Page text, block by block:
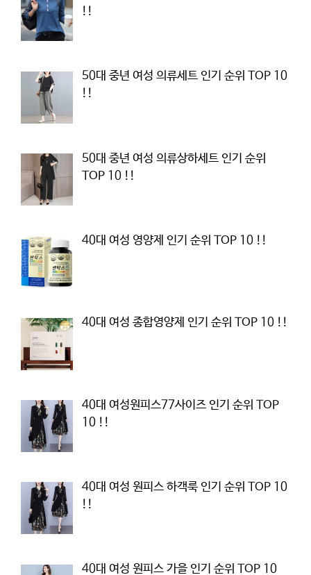
!!
50대 중년 여성 의류세트 인기 순위 TOP 10
!!
50대 중년 여성 의류상하세트 인기 순위
TOP 10 !!
40대 여성 영양제 인기 순위 TOP 10 !!
40대 여성 종합영양제 인기 순위 TOP 10 !!
40대 여성원피스77사이즈 인기 순위 TOP
10 !!
40대 여성 원피스 하객룩 인기 순위 TOP 10
!!
40대 여성 원피스 가을 인기 순위 TOP 10